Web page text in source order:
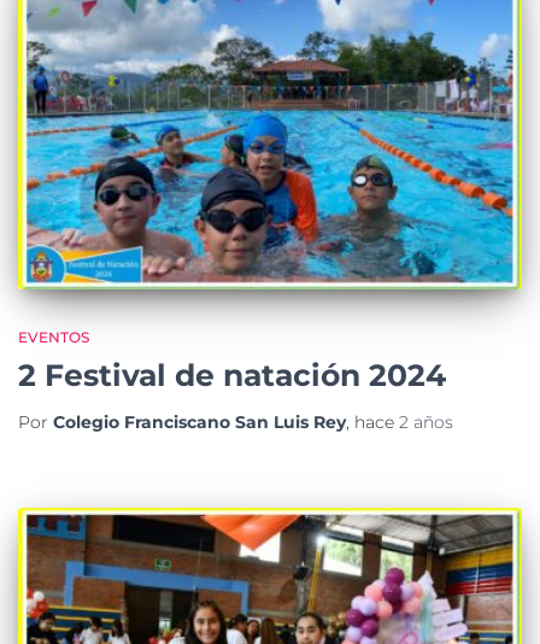
EVENTOS
2 Festival de natación 2024
Por Colegio Franciscano San Luis Rey, hace 2 años